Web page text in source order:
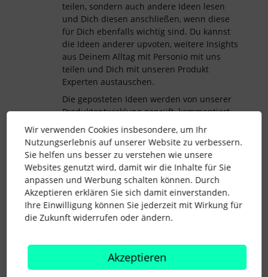
teilen, sondern auch andere Ideen lesen
und Dich diesen anschließen, wenn diese
für Dich ebenfalls wichtig sind. Du kannst
die Ideen anderer upvoten, weitere Insights
aus Deinem Alltag mit Personio mit uns
teilen und Dich mit unseren Produkt
Experten austauschen.
Die geposteten Ideen werden von unserer
Produktentwicklung geprüft, kommentiert
und in unsere Planung zur
Weiterentwicklung einbezogen.
Melde Dich bei Fragen hierzu gerne bei uns
zurück.
Schönen Tag und liebe Grüße
Lydia
urlaub abwesenheiten Teilzeit
Wir verwenden Cookies insbesondere, um Ihr
Nutzungserlebnis auf unserer Website zu verbessern.
Sie helfen uns besser zu verstehen wie unsere
Websites genutzt wird, damit wir die Inhalte für Sie
anpassen und Werbung schalten können. Durch
Akzeptieren erklären Sie sich damit einverstanden.
Ihre Einwilligung können Sie jederzeit mit Wirkung für
die Zukunft widerrufen oder ändern.
Akzeptieren